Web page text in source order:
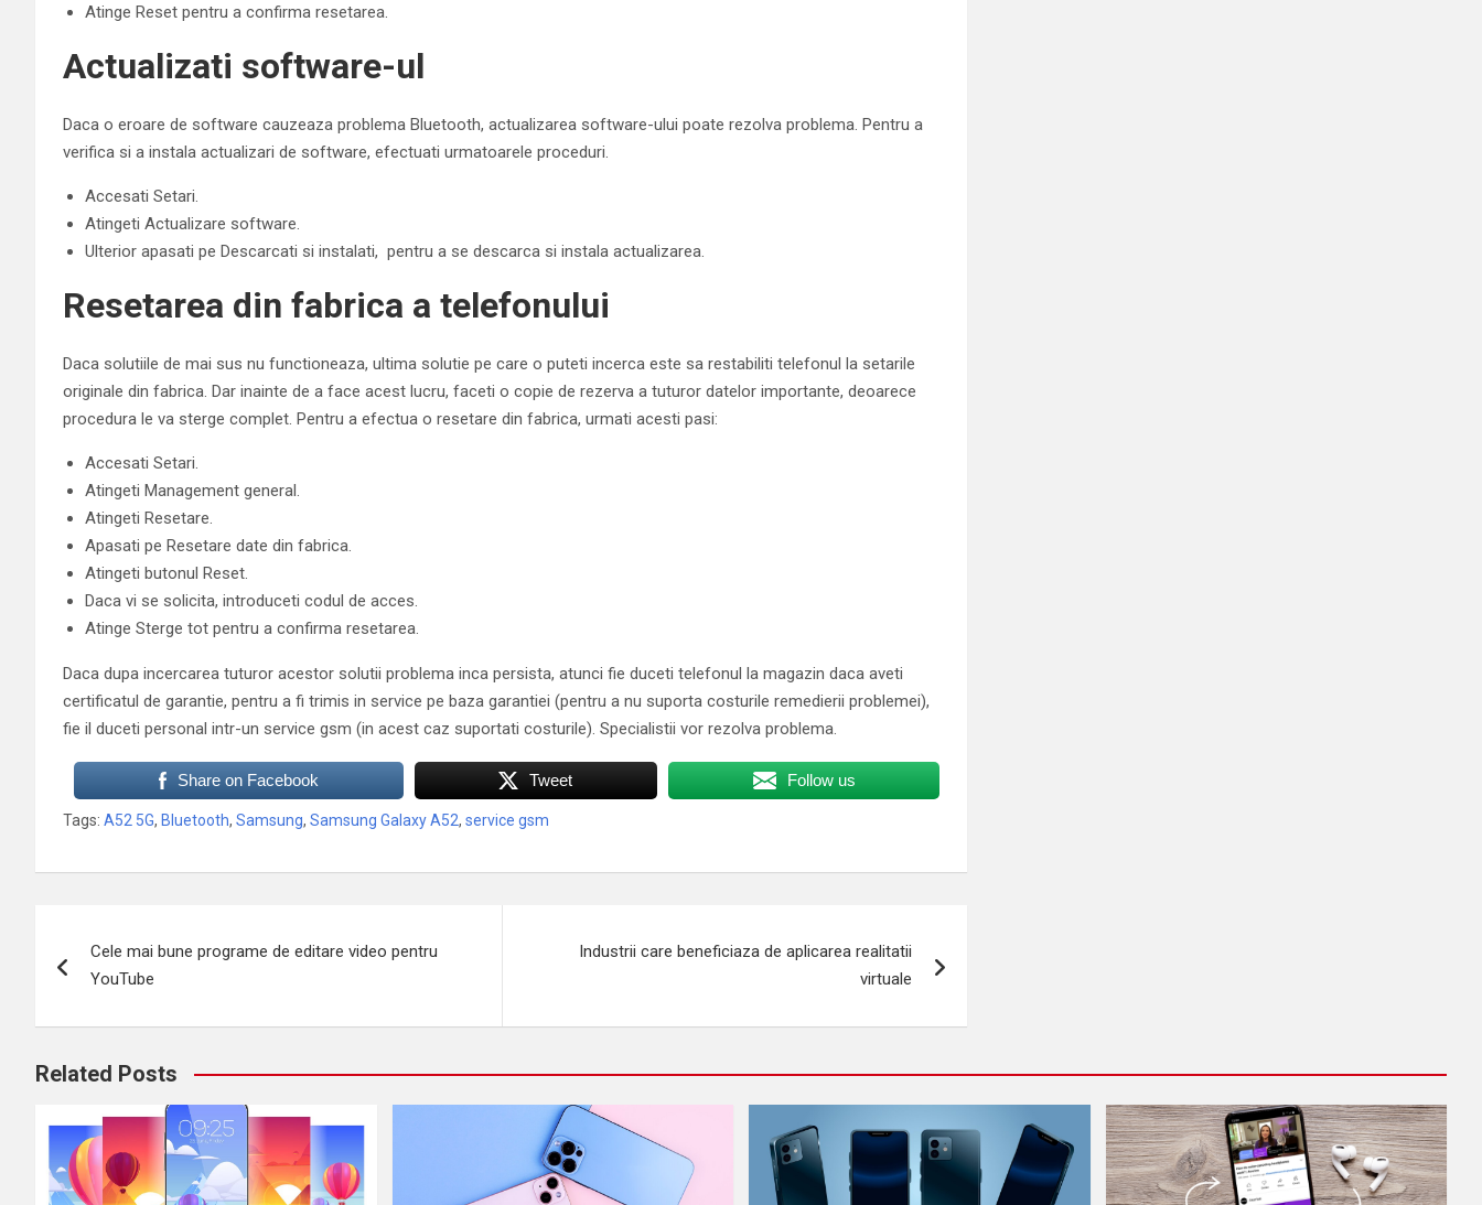
Atinge Reset pentru a confirma resetarea.
Actualizati software-ul
Daca o eroare de software cauzeaza problema Bluetooth, actualizarea software-ului poate rezolva problema. Pentru a
verifica si a instala actualizari de software, efectuati urmatoarele proceduri.
Accesati Setari.
Atingeti Actualizare software.
Ulterior apasati pe Descarcati si instalati, pentru a se descarca si instala actualizarea.
Resetarea din fabrica a telefonului
Daca solutiile de mai sus nu functioneaza, ultima solutie pe care o puteti incerca este sa restabiliti telefonul la setarile
originale din fabrica. Dar inainte de a face acest lucru, faceti o copie de rezerva a tuturor datelor importante, deoarece
procedura le va sterge complet. Pentru a efectua o resetare din fabrica, urmati acesti pasi:
Accesati Setari.
Atingeti Management general.
Atingeti Resetare.
Apasati pe Resetare date din fabrica.
Atingeti butonul Reset.
Daca vi se solicita, introduceti codul de acces.
Atinge Sterge tot pentru a confirma resetarea.
Daca dupa incercarea tuturor acestor solutii problema inca persista, atunci fie duceti telefonul la magazin daca aveti
certificatul de garantie, pentru a fi trimis in service pe baza garantiei (pentru a nu suporta costurile remedierii problemei),
fie il duceti personal intr-un service gsm (in acest caz suportati costurile). Specialistii vor rezolva problema.
Share on Facebook Tweet Follow us
Tags: A52 5G, Bluetooth, Samsung, Samsung Galaxy A52, service gsm
în
articole
Cele mai bune programe de editare video pentru
YouTube
Industrii care beneficiaza de aplicarea realitatii
virtuale
Related Posts